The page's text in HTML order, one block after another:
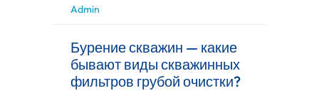
Admin
Бурение скважин — какие
бывают виды скважинных
фильтров грубой очистки?